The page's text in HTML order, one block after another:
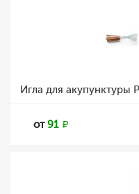
Игла для акупунктуры
от91